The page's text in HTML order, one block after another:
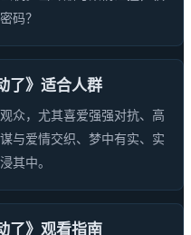
码？
了》适合人群
众，尤其喜爱强强对抗、高
与爱情交织、梦中有实、实
其中。
了》观看指南